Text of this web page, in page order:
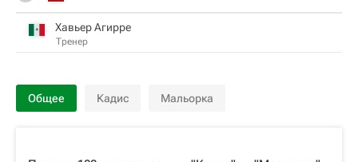
Хавьер Агирре
Тренер
Общее Кадис Мальорка